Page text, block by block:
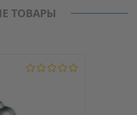
20-15-1-6016
кухонный) и аксессуары
ТОВАРЫ